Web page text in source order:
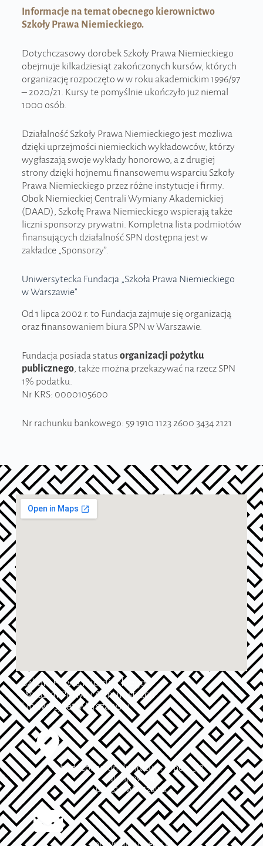
Informacje na temat obecnego kierownictwo
Szkoły Prawa Niemieckiego.
Dotychczasowy dorobek Szkoły Prawa Niemieckiego
obejmuje kilkadziesiąt zakończonych kursów, których
organizację rozpoczęto w w roku akademickim 1996/97
– 2020/21. Kursy te pomyślnie ukończyło już niemal
1000 osób.
Działalność Szkoły Prawa Niemieckiego jest możliwa
dzięki uprzejmości niemieckich wykładowców, którzy
wygłaszają swoje wykłady honorowo, a z drugiej
strony dzięki hojnemu finansowemu wsparciu Szkoły
Prawa Niemieckiego przez różne instytucje i firmy.
Obok Niemieckiej Centrali Wymiany Akademickiej
(DAAD), Szkołę Prawa Niemieckiego wspierają także
liczni sponsorzy prywatni. Kompletna lista podmiotów
finansujących działalność SPN dostępna jest w
zakładce „Sponsorzy”.
Uniwersytecka Fundacja „Szkoła Prawa Niemieckiego
w Warszawie”
Od 1 lipca 2002 r. to Fundacja zajmuje się organizacją
oraz finansowaniem biura SPN w Warszawie.
Fundacja posiada status organizacji pożytku
publicznego, także można przekazywać na rzecz SPN
1% podatku.
Nr KRS: 0000105600
Nr rachunku bankowego: 59 1910 1123 2600 3434 2121
Szkoła Prawa Niemieckiego
Wydział Prawa i Administracji
Uniwersytet Warszawski
bud. Collegium Iuridicum II, pok. 3.7
ul. Lipowa 4
00-316 Warszawa